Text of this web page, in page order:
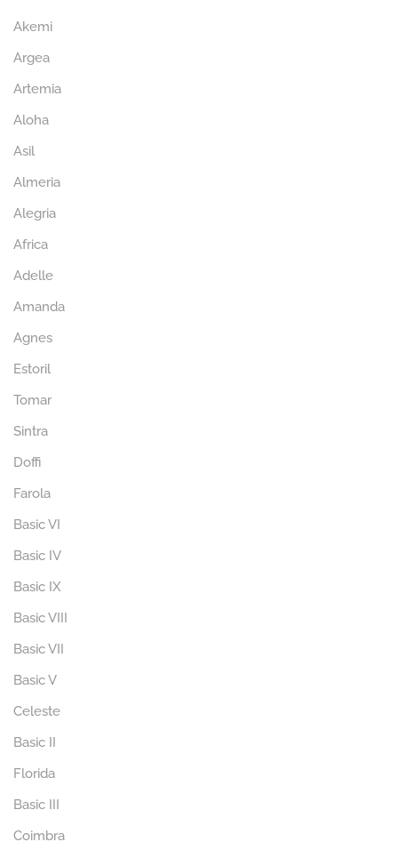
Akemi
Argea
Artemia
Aloha
Asil
Almeria
Alegria
Africa
Adelle
Amanda
Agnes
Estoril
Tomar
Sintra
Doffi
Farola
Basic VI
Basic IV
Basic IX
Basic VIII
Basic VII
Basic V
Celeste
Basic II
Florida
Basic III
Coimbra